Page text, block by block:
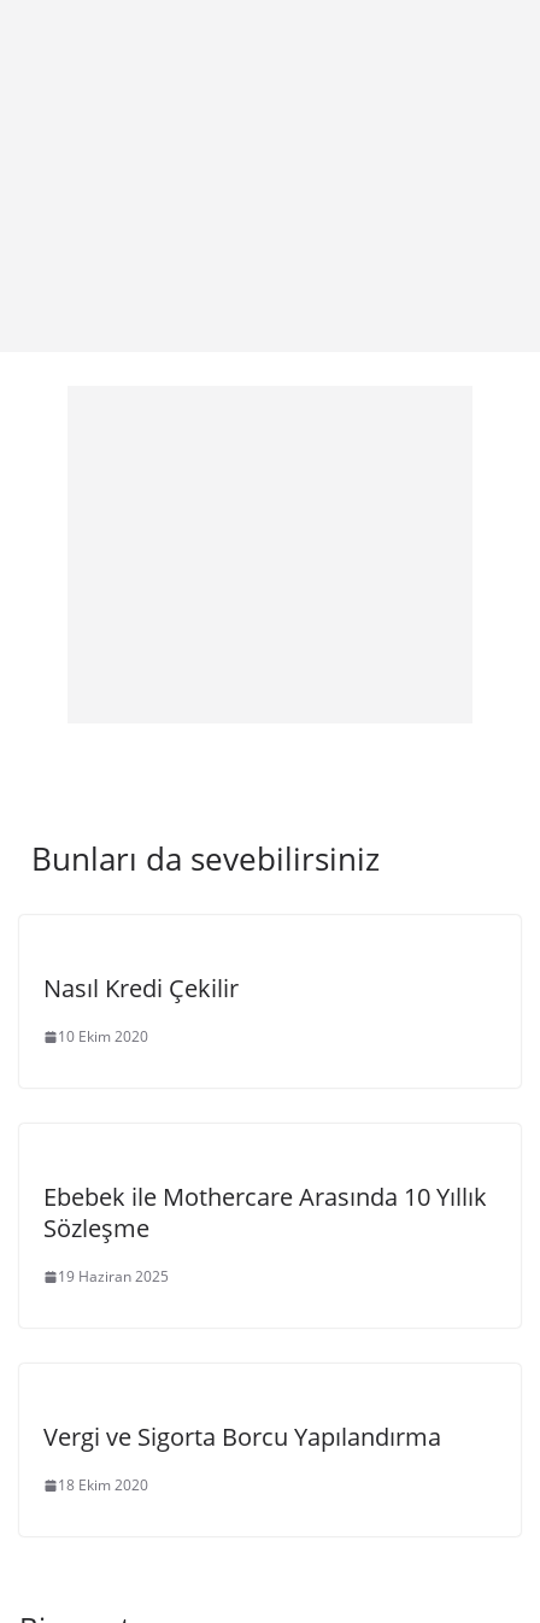
Bunları da sevebilirsiniz
Nasıl Kredi Çekilir
10 Ekim 2020
Ebebek ile Mothercare Arasında 10 Yıllık
Sözleşme
19 Haziran 2025
Vergi ve Sigorta Borcu Yapılandırma
18 Ekim 2020